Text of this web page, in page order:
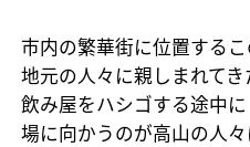
市内の繁華街に位置する
地元の人々に親しまれてき
飲み屋をハシゴする途中
場に向かうのが高山の人